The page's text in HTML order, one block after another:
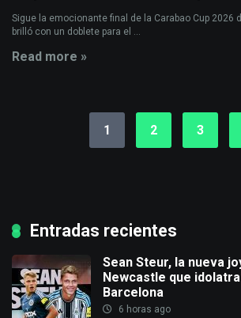
Sigue la emocionante final de la Carabao Cup 2026
brilló con un doblete para el ...
Read more »
1 2 3
Entradas recientes
Sean Steur, la nueva
Newcastle que
Barcelona
6 horas ago